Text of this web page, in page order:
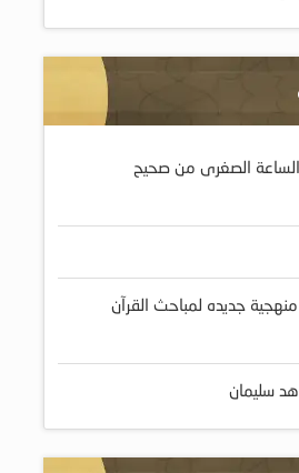
الصغرى من صحيح
منهجية جديده لمباحث القرآن
سليمان